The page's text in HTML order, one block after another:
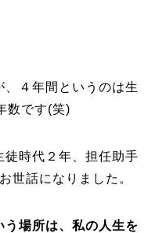
、４年間というのは生
数です(笑)
時代２年、担任助手
世話になりました。
場所は、私の人生を